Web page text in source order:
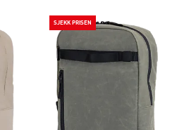
SJEKK PRISEN